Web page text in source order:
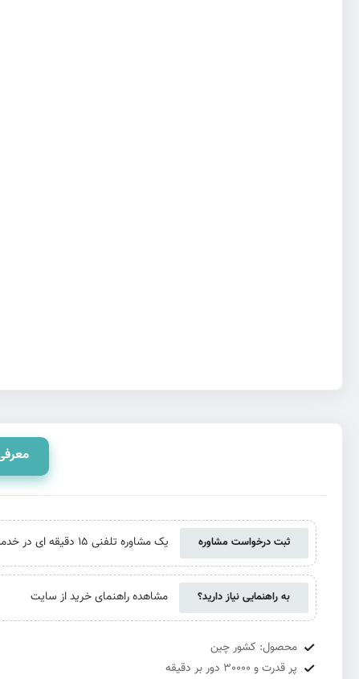
ثبت درخواست مشاوره یک مشاوره تلفنی 15 دقیقه ای در خدمتتان هستیم. حتی اگر از ما خرید نکنید
به راهنمایی نیاز دارید؟ مشاهده راهنمای خرید از سایت
محصول: کشور چین
پر قدرت و 30000 دور بر دقیقه